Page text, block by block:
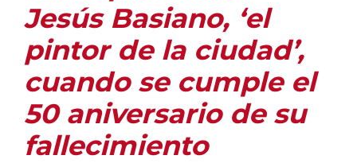
Jesús Basiano, ‘el
pintor de la ciudad’,
cuando se cumple el
50 aniversario de su
fallecimiento